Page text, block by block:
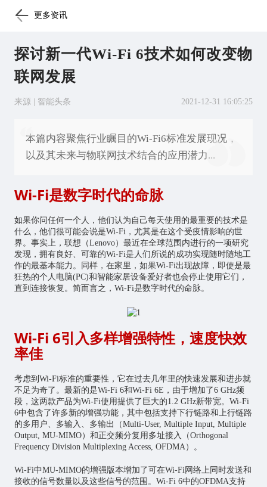
更多资讯
探讨新一代Wi-Fi 6技术如何改变物
联网发展
来源 | 智能头条 2021-12-31 16:05:25
本篇内容聚焦行业瞩目的Wi-Fi6标准发展现况，
以及其未来与物联网技术结合的应用潜力...
Wi-Fi是数字时代的命脉
如果你问任何一个人，他们认为自己每天使用的最重要的技术是
什么，他们很可能会说是Wi-Fi，尤其是在这个受疫情影响的世
界。事实上，联想（Lenovo）最近在全球范围内进行的一项研究
发现，拥有良好、可靠的Wi-Fi是人们所说的成功实现随时随地工
作的最基本能力。同样，在家里，如果Wi-Fi出现故障，即使是最
狂热的个人电脑(PC)和 智能家居设备爱好者也会停止使用它们，
直到连接恢复。简而言之，Wi-Fi是数字时代的命脉。
Wi-Fi 6引入多样增强特性，速度快效
率佳
考虑到Wi-Fi标准的重要性，它在过去几年里的快速发展和进步就
不足为奇了。最新的是Wi-Fi 6和Wi-Fi 6E，由于增加了6 GHz频
段，这两款产品为Wi-Fi使用提供了巨大的1.2 GHz新带宽。Wi-Fi
6中包含了许多新的增强功能，其中包括支持下行链路和上行链路
的多用户、多输入、多输出（Multi-User, Multiple Input, Multiple
Output, MU-MIMO）和正交频分复用多址接入（Orthogonal
Frequency Division Multiplexing Access, OFDMA）。
Wi-Fi中MU-MIMO的增强版本增加了可在Wi-Fi网络上同时发送和
接收的信号数量以及这些信号的范围。Wi-Fi 6中的OFDMA支持